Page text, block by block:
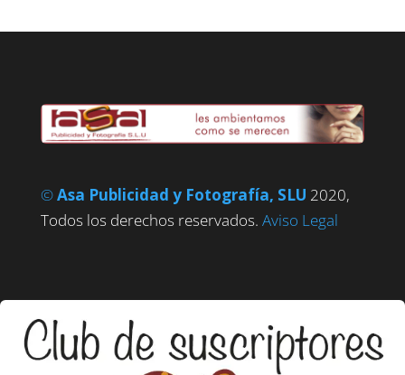
©Asa Publicidad y Fotografía, SLU 2020,
Todos los derechos reservados. Aviso Legal